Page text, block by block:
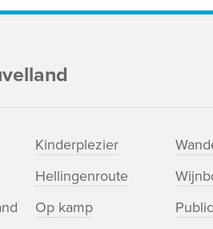
Kinderplezier
Hellingenroute
Op kamp